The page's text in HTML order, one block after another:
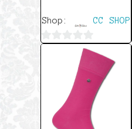
Shop: CC SHOP
0